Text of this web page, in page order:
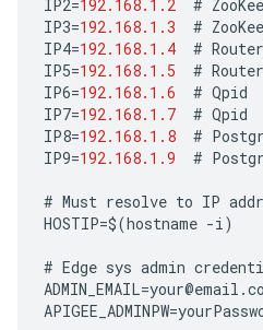
IP2=192.168.1.2 #
IP3=192.168.1.3 #
IP4=192.168.1.4 # Router
IP5=192.168.1.5 # Router
IP6=192.168.1.6 # Qpid
IP7=192.168.1.7 # Qpid
IP8=192.168.1.8 #
IP9=192.168.1.9 #
# Must resolve to IP
HOSTIP=$(hostname -i)
# Edge sys admin
ADMIN_EMAIL=your@email .
APIGEE_ADMINPW=